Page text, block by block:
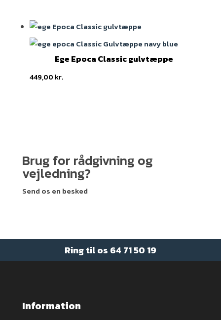
Ege Epoca Classic gulvtæppe
449,00 kr.
Brug for rådgivning og
vejledning?
Send os en besked
Ring til os 64 71 50 19
Information